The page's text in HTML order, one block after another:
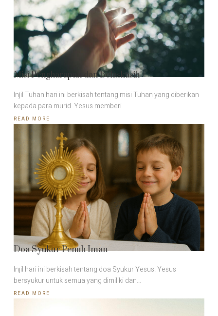
Misi Pengharapan dan Belaskasih
Injil Tuhan hari ini berkisah tentang misi Tuhan yang diberikan
kepada para murid. Yesus memberi…
READ MORE
Doa Syukur Penuh Iman
Injil hari ini berkisah tentang doa Syukur Yesus. Yesus
bersyukur untuk semua yang dimiliki dan…
READ MORE